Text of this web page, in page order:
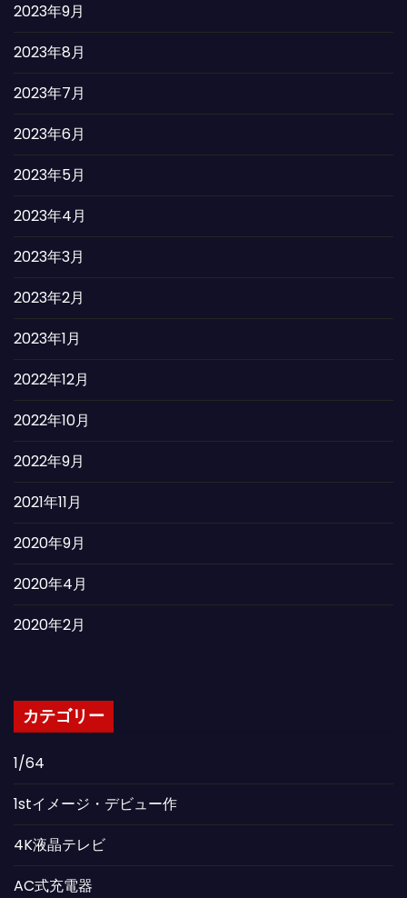
2023年9月
2023年8月
2023年7月
2023年6月
2023年5月
2023年4月
2023年3月
2023年2月
2023年1月
2022年12月
2022年10月
2022年9月
2021年11月
2020年9月
2020年4月
2020年2月
カテゴリー
1/64
1stイメージ・デビュー作
4K液晶テレビ
AC式充電器